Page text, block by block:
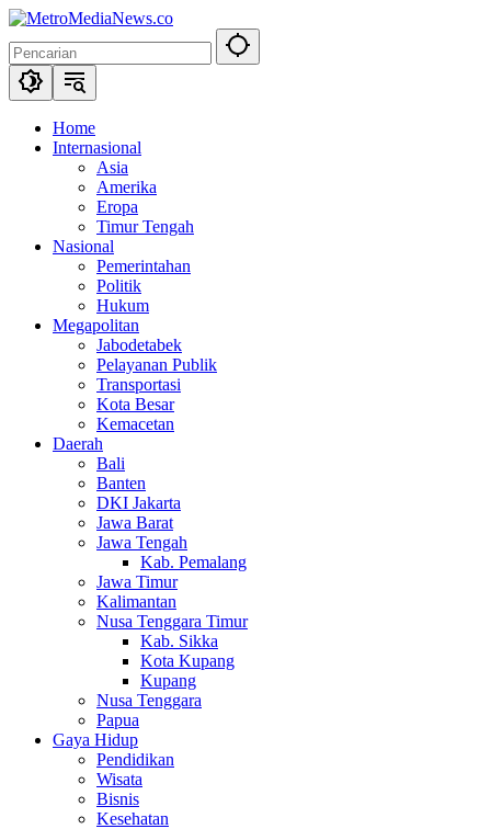
Langsung
konten
Home
Internasional
Asia
Amerika
Eropa
Timur Tengah
Nasional
Pemerintahan
Politik
Hukum
Megapolitan
Jabodetabek
Pelayanan Publik
Transportasi
Kota Besar
Kemacetan
Daerah
Bali
Banten
DKI Jakarta
Jawa Barat
Jawa Tengah
Kab. Pemalang
Jawa Timur
Kalimantan
Nusa Tenggara Timur
Kab. Sikka
Kota Kupang
Kupang
Nusa Tenggara
Papua
Gaya Hidup
Pendidikan
Wisata
Bisnis
Kesehatan